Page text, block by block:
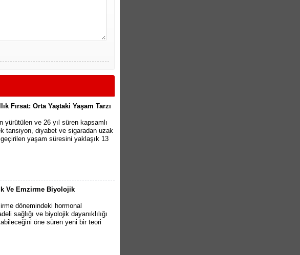
Fırsat: Orta Yaştaki Yaşam Tarzı
yürütülen ve 26 yıl süren kapsamlı
tansiyon, diyabet ve sigaradan uzak
yaşam süresini yaklaşık 13
Ve Emzirme Biyolojik
dönemindeki hormonal
sağlığı ve biyolojik dayanıklılığı
öne süren yeni bir teori